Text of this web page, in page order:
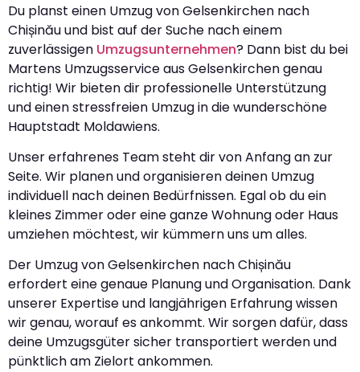
Du planst einen Umzug von Gelsenkirchen nach
Chișinău und bist auf der Suche nach einem
zuverlässigen Umzugsunternehmen? Dann bist du bei
Martens Umzugsservice aus Gelsenkirchen genau
richtig! Wir bieten dir professionelle Unterstützung
und einen stressfreien Umzug in die wunderschöne
Hauptstadt Moldawiens.
Unser erfahrenes Team steht dir von Anfang an zur
Seite. Wir planen und organisieren deinen Umzug
individuell nach deinen Bedürfnissen. Egal ob du ein
kleines Zimmer oder eine ganze Wohnung oder Haus
umziehen möchtest, wir kümmern uns um alles.
Der Umzug von Gelsenkirchen nach Chișinău
erfordert eine genaue Planung und Organisation. Dank
unserer Expertise und langjährigen Erfahrung wissen
wir genau, worauf es ankommt. Wir sorgen dafür, dass
deine Umzugsgüter sicher transportiert werden und
pünktlich am Zielort ankommen.